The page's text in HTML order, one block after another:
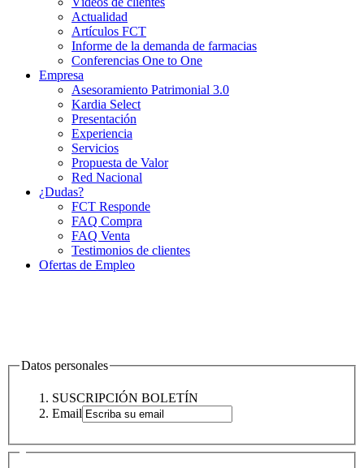
Actualidad
Artículos FCT
Informe de la demanda de farmacias
Conferencias One to One
Empresa
Asesoramiento Patrimonial 3.0
Kardia Select
Presentación
Experiencia
Servicios
Propuesta de Valor
Red Nacional
¿Dudas?
FCT Responde
FAQ Compra
FAQ Venta
Testimonios de clientes
Ofertas de Empleo
Datos personales
SUSCRIPCIÓN BOLETÍN
Email